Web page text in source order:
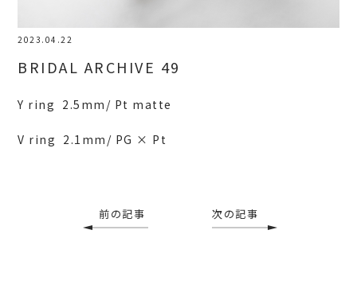
2023.04.22
BRIDAL ARCHIVE 49
Y ring 2.5mm/ Pt matte
V ring 2.1mm/ PG × Pt
前の記事 次の記事